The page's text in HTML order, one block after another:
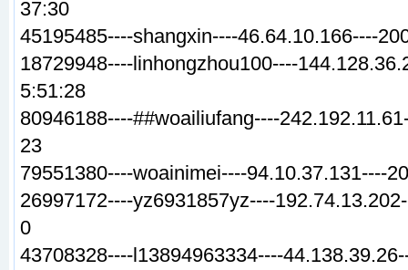
37:30
45195485----shangxin----46.64.10.166----
18729948----linhongzhou100----
5:51:28
80946188----##woailiufang----
23
79551380----woainimei----94.10.37.131----
26997172----yz6931857yz----
0
43708328----l13894963334----